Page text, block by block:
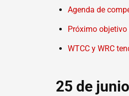
Agenda de
Próximo
WTCC y WRC
25 de